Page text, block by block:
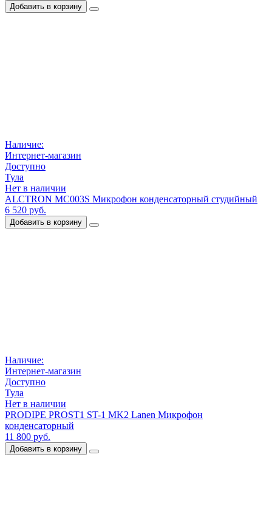
Добавить в корзину
Наличие:
Интернет-магазин
Доступно
Тула
Нет в наличии
ALCTRON MC003S Микрофон конденсаторный студийный
6 520 руб.
Добавить в корзину
Наличие:
Интернет-магазин
Доступно
Тула
Нет в наличии
PRODIPE PROST1 ST-1 MK2 Lanen Микрофон
конденсаторный
11 800 руб.
Добавить в корзину